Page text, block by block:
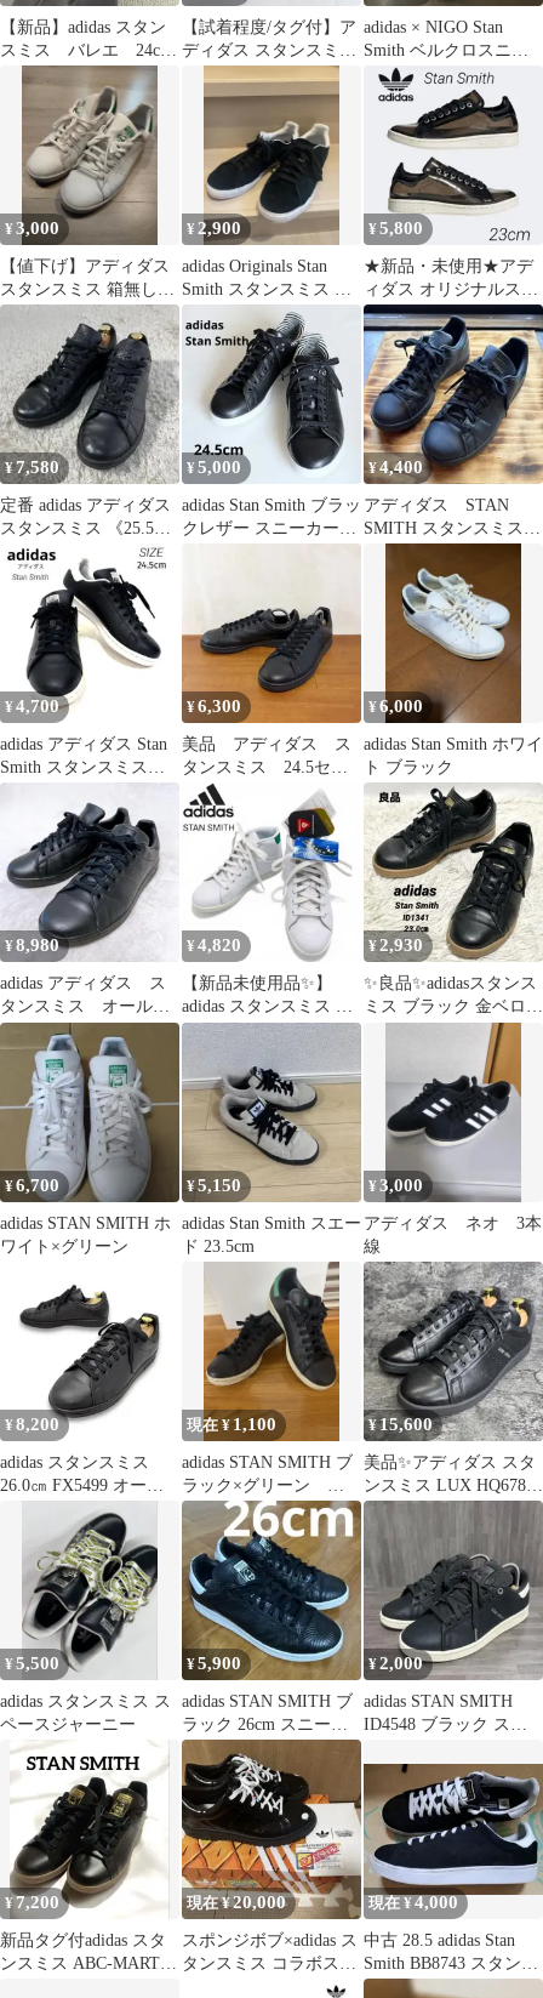
【新品】adidas スタン
スミス バレエ 24cm
完売品 新品タグ付き
【試着程度/タグ付】ア
ディダス スタンスミス
オールブラック 24.5cm
adidas × NIGO Stan
Smith ベルクロスニー
カー
¥3,000
【値下げ】アディダス
スタンスミス 箱無し
29.0cm
¥ 2,900
adidas Originals Stan
Smith スタンスミス ス
¥5,800
★新品・未使用★アデ
ィダス オリジナルス
★STAN SMITH/スタン
スミス
¥7,580
定番 adidas アディダス
スタンスミス 《25.5》
トリプルブラック
¥5,000
adidas Stan Smith ブラッ
クレザー スニーカー
¥4,400
アディダス STAN
SMITH スタンスミス
¥ 4,700
adidas アディダス Stan
Smith スタンスミス
¥6,300
美品 アディダス ス
タンスミス 24.5セン
チ レザー 黒 913
¥6,000
adidas Stan Smith ホワイ
ト ブラック
¥8,980
adidas アディダス ス
タンスミス オールブ
ラック 27.5cm 天然
皮革
¥ 4,820
【新品未使用品✨】
adidas スタンスミス ウ
ィンタープリマロフト
¥2,930
✨良品✨adidasスタンス
ミス ブラック 金ベロ
ID1341 レザー 23㎝
¥6,700
adidas STAN SMITH ホ
ワイト×グリーン
¥5,150
adidas Stan Smith スエー
ド 23.5cm
¥3,000
アディダス ネオ 3本
線
¥ 8,200
adidas スタンスミス
26.0㎝ FX5499 オール
現在 ¥ 1,100
adidas STAN SMITH ブ
ラック×グリーン
25cm
¥15,600
美品✨アディダス スタ
ンスミス LUX HQ6787
コアブラック 26.5cm
¥5,500
adidas スタンスミス ス
ペースジャーニー
¥5,900
adidas STAN SMITH ブ
ラック 26cm スニーカ
ー レアデザイン
¥2,000
adidas STAN SMITH
ID4548 ブラック スニ
¥7,200
新品タグ付adidas スタ
ンスミス ABC-MART限
現在 ¥20,000
スポンジボブ×adidas ス
タンスミス コラボスニ
現在 ¥4,000
中古 28.5 adidas Stan
Smith BB8743 スタンス
ミス